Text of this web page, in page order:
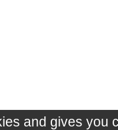
and gives you